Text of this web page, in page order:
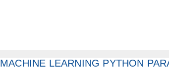
MACHINE LEARNING PYTHON